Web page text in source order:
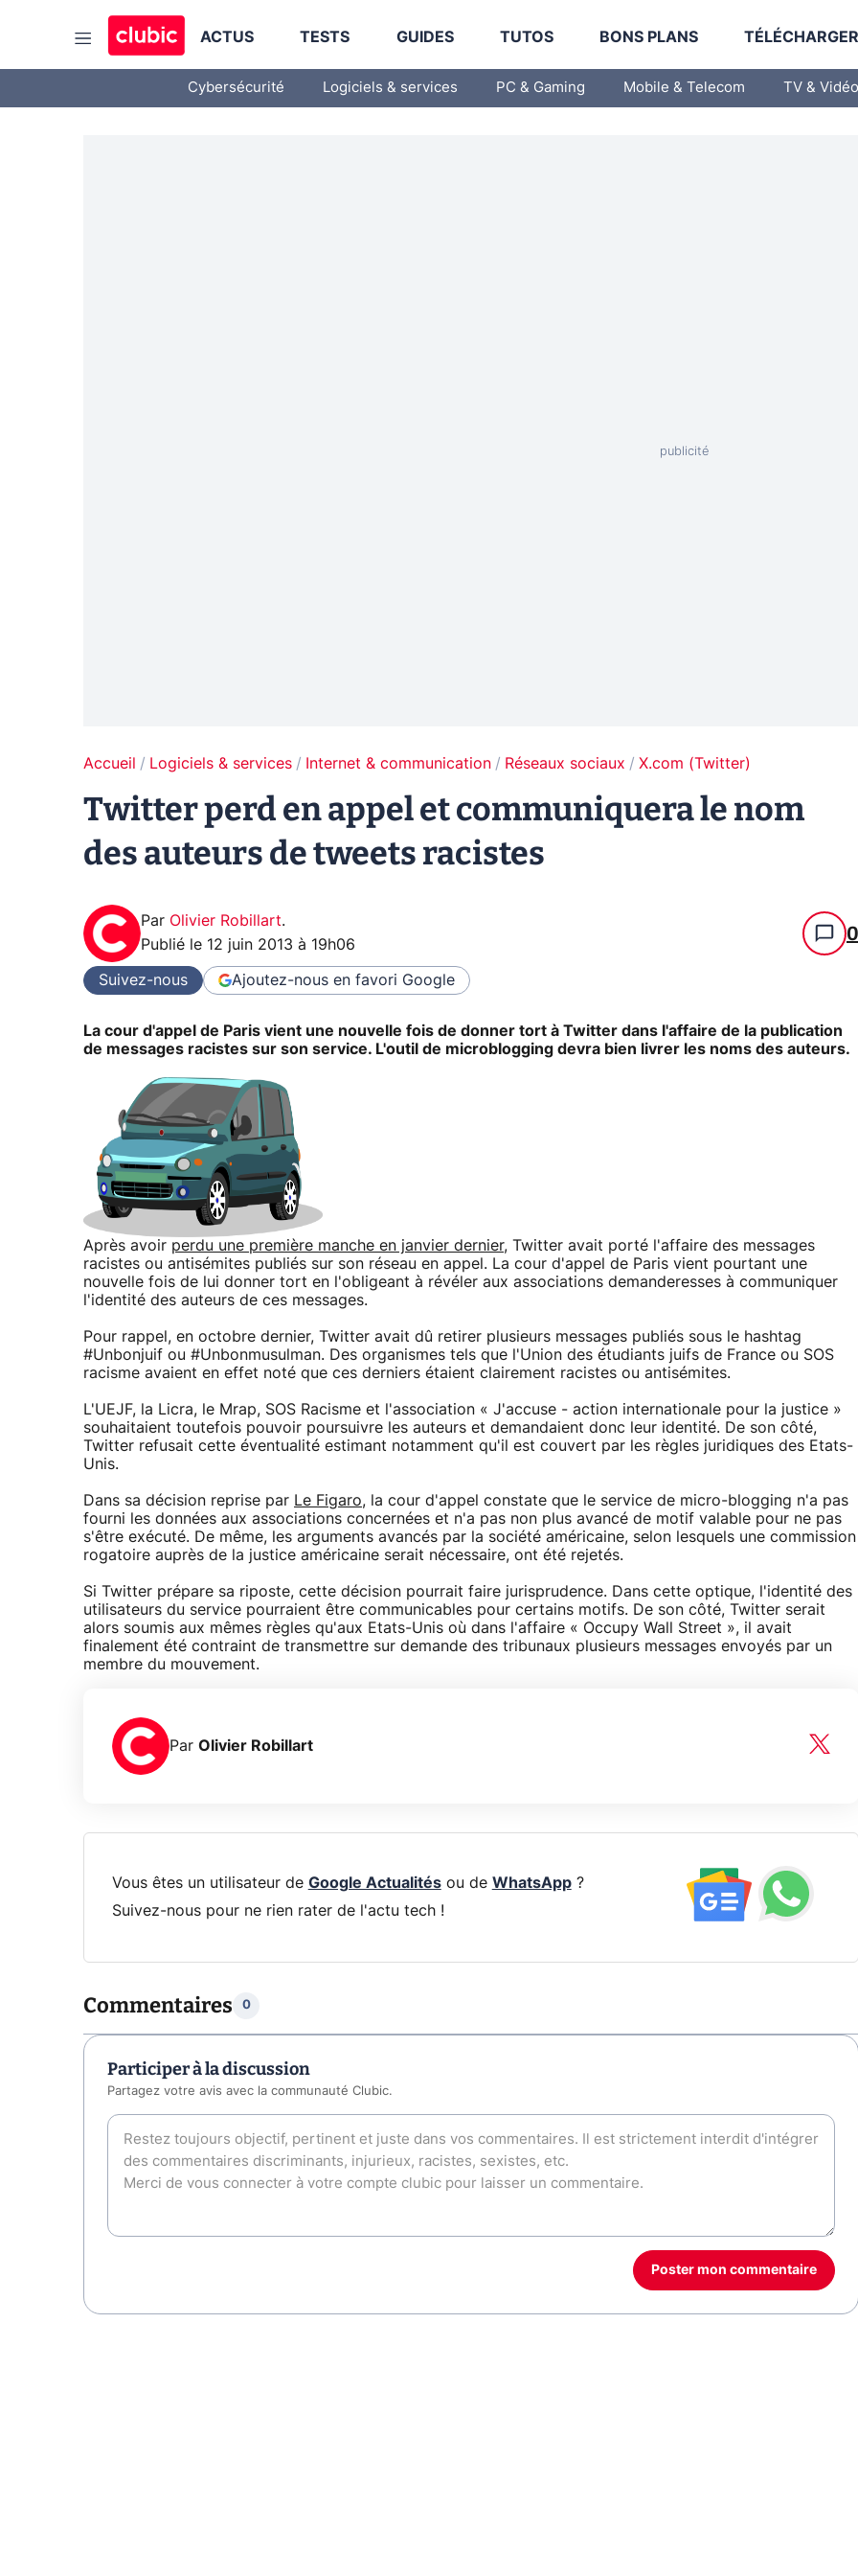
ACTUS TESTS GUIDES TUTOS BONS PLANS
Cybersécurité Logiciels & services PC & Gaming Mobile & Telecom TV & Vidéo
Accueil Logiciels & services Internet & communication Réseaux sociaux X.com (Twitter)
Twitter perd en appel et communiquera le nom
des auteurs de tweets racistes
Par Olivier Robillart.
Publié le 12 juin 2013 à 19h06 0
Suivez-nous Ajoutez-nous en favori Google
La cour d'appel de Paris vient une nouvelle fois de donner tort à Twitter dans l'affaire de la publication
de messages racistes sur son service. L'outil de microblogging devra bien livrer les noms des auteurs.
Après avoir perdu une première manche en janvier dernier, Twitter avait porté l'affaire des messages
racistes ou antisémites publiés sur son réseau en appel. La cour d'appel de Paris vient pourtant une
nouvelle fois de lui donner tort en l'obligeant à révéler aux associations demanderesses à communiquer
l'identité des auteurs de ces messages.
Pour rappel, en octobre dernier, Twitter avait dû retirer plusieurs messages publiés sous le hashtag
#Unbonjuif ou #Unbonmusulman. Des organismes tels que l'Union des étudiants juifs de France ou SOS
racisme avaient en effet noté que ces derniers étaient clairement racistes ou antisémites.
L'UEJF, la Licra, le Mrap, SOS Racisme et l'association « J'accuse - action internationale pour la justice »
souhaitaient toutefois pouvoir poursuivre les auteurs et demandaient donc leur identité. De son côté,
Twitter refusait cette éventualité estimant notamment qu'il est couvert par les règles juridiques des Etats-
Unis.
Dans sa décision reprise par Le Figaro, la cour d'appel constate que le service de micro-blogging n'a pas
fourni les données aux associations concernées et n'a pas non plus avancé de motif valable pour ne pas
s'être exécuté. De même, les arguments avancés par la société américaine, selon lesquels une commission
rogatoire auprès de la justice américaine serait nécessaire, ont été rejetés.
Si Twitter prépare sa riposte, cette décision pourrait faire jurisprudence. Dans cette optique, l'identité des
utilisateurs du service pourraient être communicables pour certains motifs. De son côté, Twitter serait
alors soumis aux mêmes règles qu'aux Etats-Unis où dans l'affaire « Occupy Wall Street », il avait
finalement été contraint de transmettre sur demande des tribunaux plusieurs messages envoyés par un
membre du mouvement.
Par Olivier Robillart
Vous êtes un utilisateur de Google Actualitésou de WhatsApp?
Suivez-nous pour ne rien rater de l'actu tech !
Commentaires 0
Participer à la discussion
Partagez votre avis avec la communauté Clubic.
Poster mon commentaire